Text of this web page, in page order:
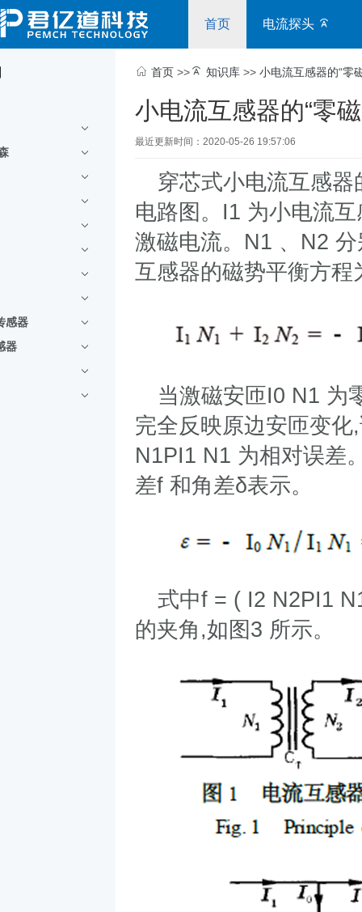
首页 电流探头
感器
器
首页 >> 知识库 >> 小电流互感器的“零
小电流互感器的“零
最近更新时间：2020-05-26 19:57:06
穿芯式小电流互感
电路图。I1 为小电流
激磁电流。N1 、N2
互感器的磁势平衡方程
当激磁安匝I0 N1 为
完全反映原边安匝变化,
N1PI1 N1 为相对误差
差f 和角差δ表示。
式中f = ( I2 N2PI1
的夹角 ,如图 3 所示。